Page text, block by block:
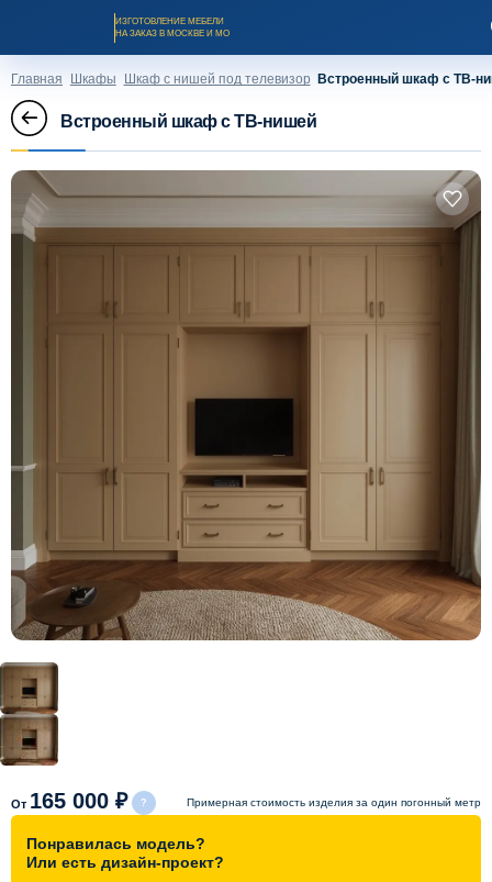
ИЗГОТОВЛЕНИЕ МЕБЕЛИ
НА ЗАКАЗ В МОСКВЕ И МО
Рассрочка и кредит
Акции и скидки
Портфолио
Видеоотзывы
Контакты
Главная Шкафы Шкаф с нишей под телевизор Встроенный шкаф с ТВ-
Встроенный шкаф с ТВ-нишей
От 165 000 ₽ Примерная стоимость изделия за один погонный метр
Понравилась модель?
Или есть дизайн-проект?